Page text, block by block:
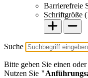
Barrierefreie
Schriftgröße (
Suche
Bitte geben Sie einen
Nutzen Sie